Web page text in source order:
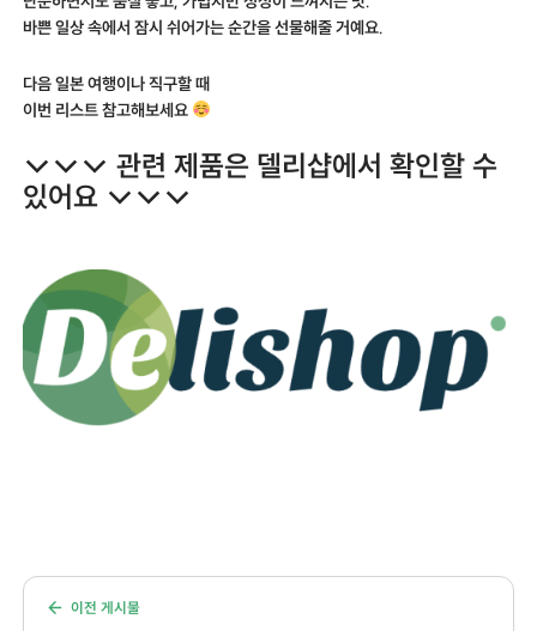
바쁜 일상 속에서 잠시 쉬어가는 순간을 선물해줄 거예요.
다음 일본 여행이나 직구할 때
이번 리스트 참고해보세요
↓↓↓ 관련 제품은 델리샵에서 확인할 수
있어요 ↓↓↓
이전 게시물